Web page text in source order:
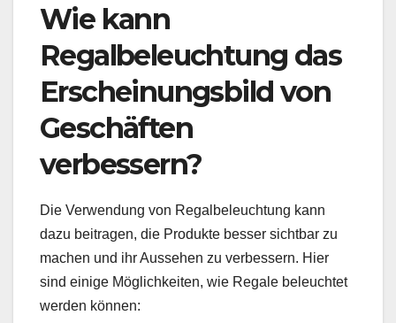
Wie kann
Regalbeleuchtung das
Erscheinungsbild von
Geschäften
verbessern?
Die Verwendung von Regalbeleuchtung kann
dazu beitragen, die Produkte besser sichtbar zu
machen und ihr Aussehen zu verbessern. Hier
sind einige Möglichkeiten, wie Regale beleuchtet
werden können: